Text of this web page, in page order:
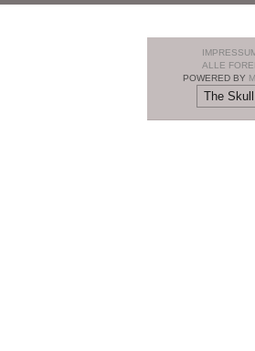
ALLE
POWERED BY